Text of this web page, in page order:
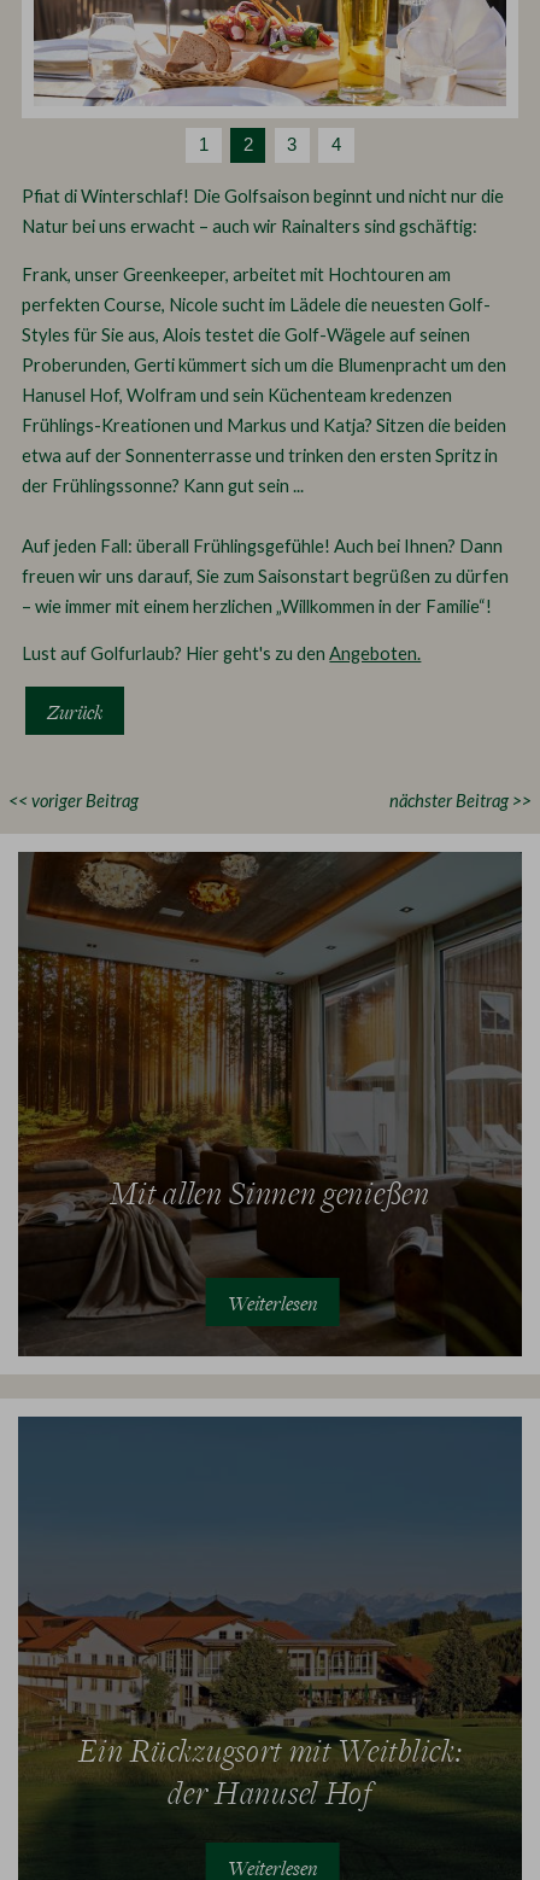
1 2 3 4
Pfiat di Winterschlaf! Die Golfsaison beginnt und nicht nur die
Natur bei uns erwacht – auch wir Rainalters sind gschäftig:
Frank, unser Greenkeeper, arbeitet mit Hochtouren am
perfekten Course, Nicole sucht im Lädele die neuesten Golf-
Styles für Sie aus, Alois testet die Golf-Wägele auf seinen
Proberunden, Gerti kümmert sich um die Blumenpracht um den
Hanusel Hof, Wolfram und sein Küchenteam kredenzen
Frühlings-Kreationen und Markus und Katja? Sitzen die beiden
etwa auf der Sonnenterrasse und trinken den ersten Spritz in
der Frühlingssonne? Kann gut sein ...
Auf jeden Fall: überall Frühlingsgefühle! Auch bei Ihnen? Dann
freuen wir uns darauf, Sie zum Saisonstart begrüßen zu dürfen
– wie immer mit einem herzlichen „Willkommen in der Familie“!
Lust auf Golfurlaub? Hier geht's zu denAngeboten.
Zurück
<< voriger Beitrag nächster Beitrag >>
Mit allen Sinnen genießen
Weiterlesen
Ein Rückzugsort mit Weitblick:
der Hanusel Hof
Weiterlesen